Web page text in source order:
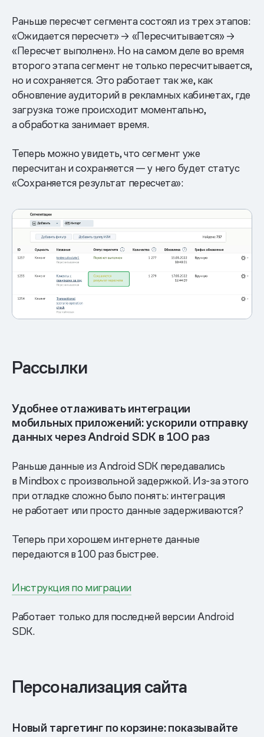
Раньше пересчет сегмента состоял из трех этапов:
«Ожидается пересчет» → «Пересчитывается» →
«Пересчет выполнен». Но на самом деле во время
второго этапа сегмент не только пересчитывается,
но и сохраняется. Это работает так же, как
обновление аудиторий в рекламных кабинетах, где
загрузка тоже происходит моментально,
а обработка занимает время.
Теперь можно увидеть, что сегмент уже
пересчитан и сохраняется — у него будет статус
«Сохраняется результат пересчета»:
Рассылки
Удобнее отлаживать интеграции
мобильных приложений: ускорили отправку
данных через Android SDK в 100 раз
Раньше данные из Android SDK передавались
в Mindbox с произвольной задержкой. Из-за этого
при отладке сложно было понять: интеграция
не работает или просто данные задерживаются?
Теперь при хорошем интернете данные
передаются в 100 раз быстрее.
Инструкция по миграции
Работает только для последней версии Android
SDK.
Персонализация сайта
Новый таргетинг по корзине: показывайте